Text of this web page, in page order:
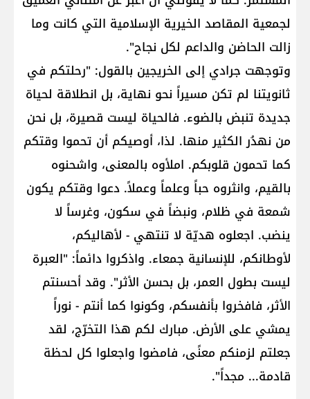
لجمعية المقاصد الخيرية الإسلامية التي كانت وما
زالت الحاضن والداعم لكل نجاح".
وتوجهت جرادي إلى الخريجين بالقول: "رحلتكم في
ثانويتنا لم تكن مسيراً نحو نهاية، بل انطلاقة لحياة
جديدة تنبض بالضوء. فالحياة ليست قصيرة، بل نحن
من نهدُر الكثير منها. لذا، أوصيكم أن تحموا وقتكم
كما تحمون قلوبكم. املأوه بالمعنى، واشحنوه
بالقيم، وانثروه حباً وعلماً وعملاً. دعوا وقتكم يكون
شمعة في ظلام، ونبضاً في سكون، وغرساً لا
ينضب. اجعلوه هديّة لا تنتهي - لأهاليكم،
لأوطانكم، للإنسانية جمعاء. واذكروا دائماً: "العبرة
ليست بطول العمر، بل بحسن الأثر". وقد أحسنتم
الأثر، فافخروا بأنفسكم، وكونوا كما أنتم - نوراً
يمشي على الأرض. مبارك لكم هذا التخرّج، لقد
جعلتم لزمنكم معنًى، فامضوا واجعلوا كل لحظة
قادمة... مجداً".